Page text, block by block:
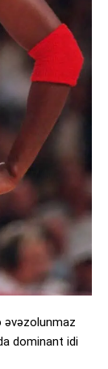
əvəzolunmaz
dominant idi